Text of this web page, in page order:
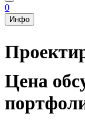
0
Инфо
Цена